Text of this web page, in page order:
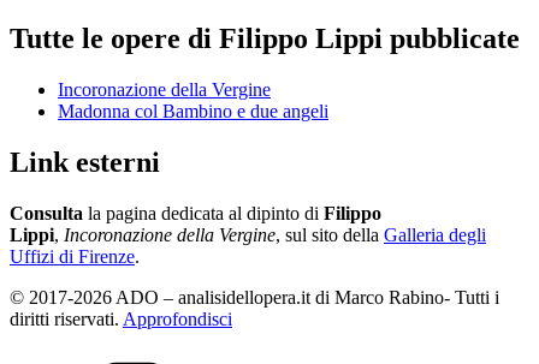
Tutte le opere di Filippo Lippi pubblicate
Incoronazione della Vergine
Madonna col Bambino e due angeli
Link esterni
Consulta la pagina dedicata al dipinto di Filippo
Lippi, Incoronazione della Vergine, sul sito della Galleria degli
Uffizi di Firenze.
© 2017-2026 ADO – analisidellopera.it di Marco Rabino- Tutti i
diritti riservati. Approfondisci